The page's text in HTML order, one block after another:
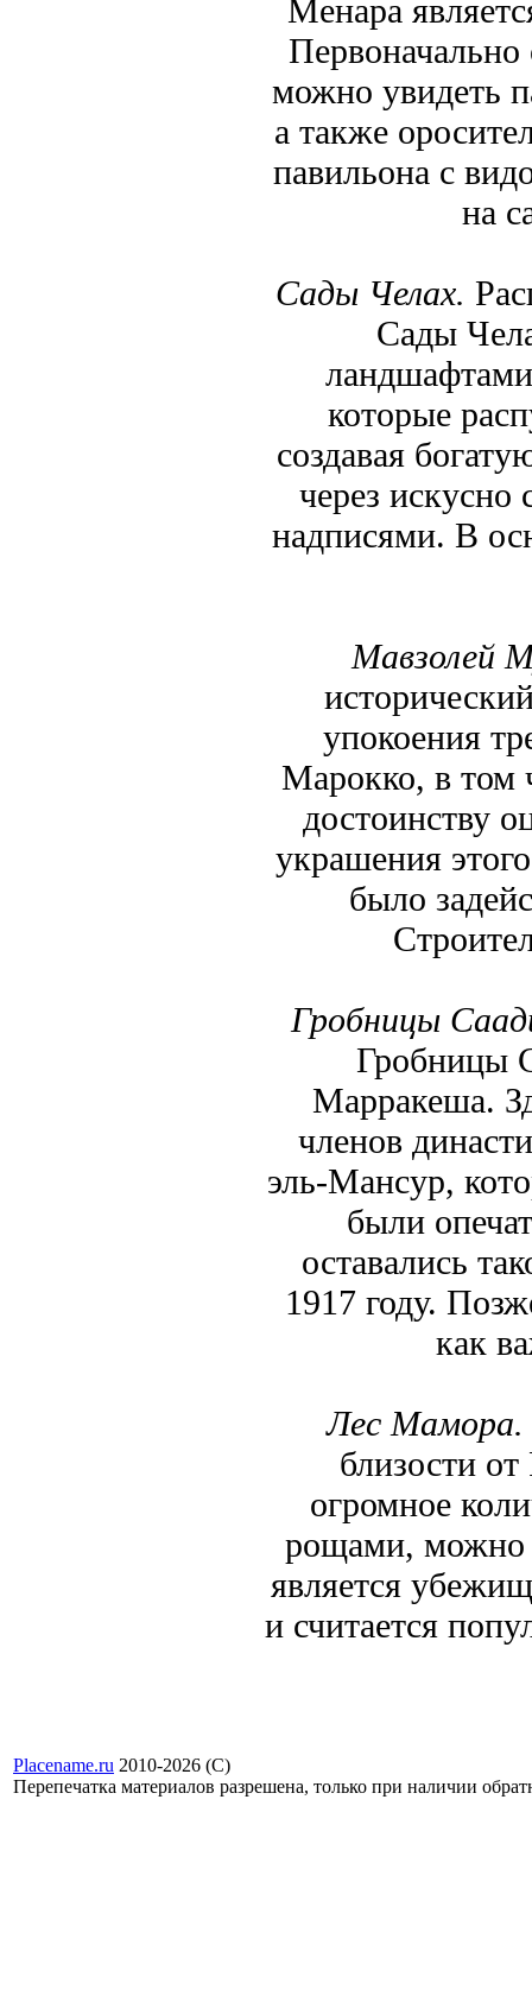
Менара
можно увидеть
а также
павильона с
на
Сады Челах.
Сады
которые
создавая
через искусно
надписями. В
Мавзолей
упокоения
Марокко, в том
достоинству
украшения
было
Гробницы
Гробницы
Марракеша.
членов
эль-Мансур,
были
оставались
1917 году.
как
Лес Мамора.
близости
огромное
рощами, можно
является
и считается
Placename.ru 2010-2026 (С)
Перепечатка материалов разрешена, только при наличии